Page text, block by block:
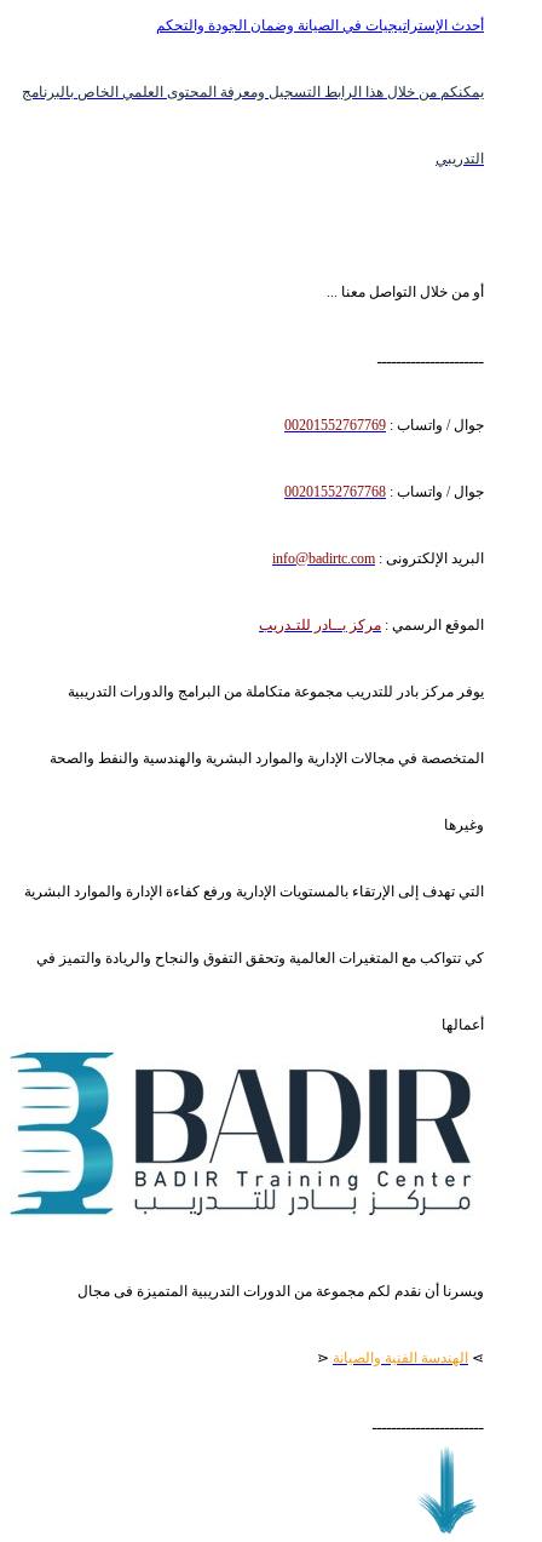
أحدث الإستراتيجيات في الصيانة وضمان الجودة والتحكم
يمكنكم من خلال هذا الرابط التسجيل ومعرفة المحتوى العلمي الخاص بالبرنامج
التدريبي
أو من خلال التواصل معنا ...
جوال / واتساب : 00201552767769
جوال / واتساب : 00201552767768
البريد الإلكترونى : info@badirtc.com
الموقع الرسمي : مركز بــادر للتـدريب
يوفر مركز بادر للتدريب مجموعة متكاملة من البرامج والدورات التدريبية
المتخصصة في مجالات الإدارية والموارد البشرية والهندسية والنفط والصحة
وغيرها
التي تهدف إلى الإرتقاء بالمستويات الإدارية ورفع كفاءة الإدارة والموارد البشرية
كي تتواكب مع المتغيرات العالمية وتحقق التفوق والنجاح والريادة والتميز في
أعمالها
ويسرنا أن نقدم لكم مجموعة من الدورات التدريبية المتميزة فى مجال
⋗ الهندسة الفنية والصيانة ⋖